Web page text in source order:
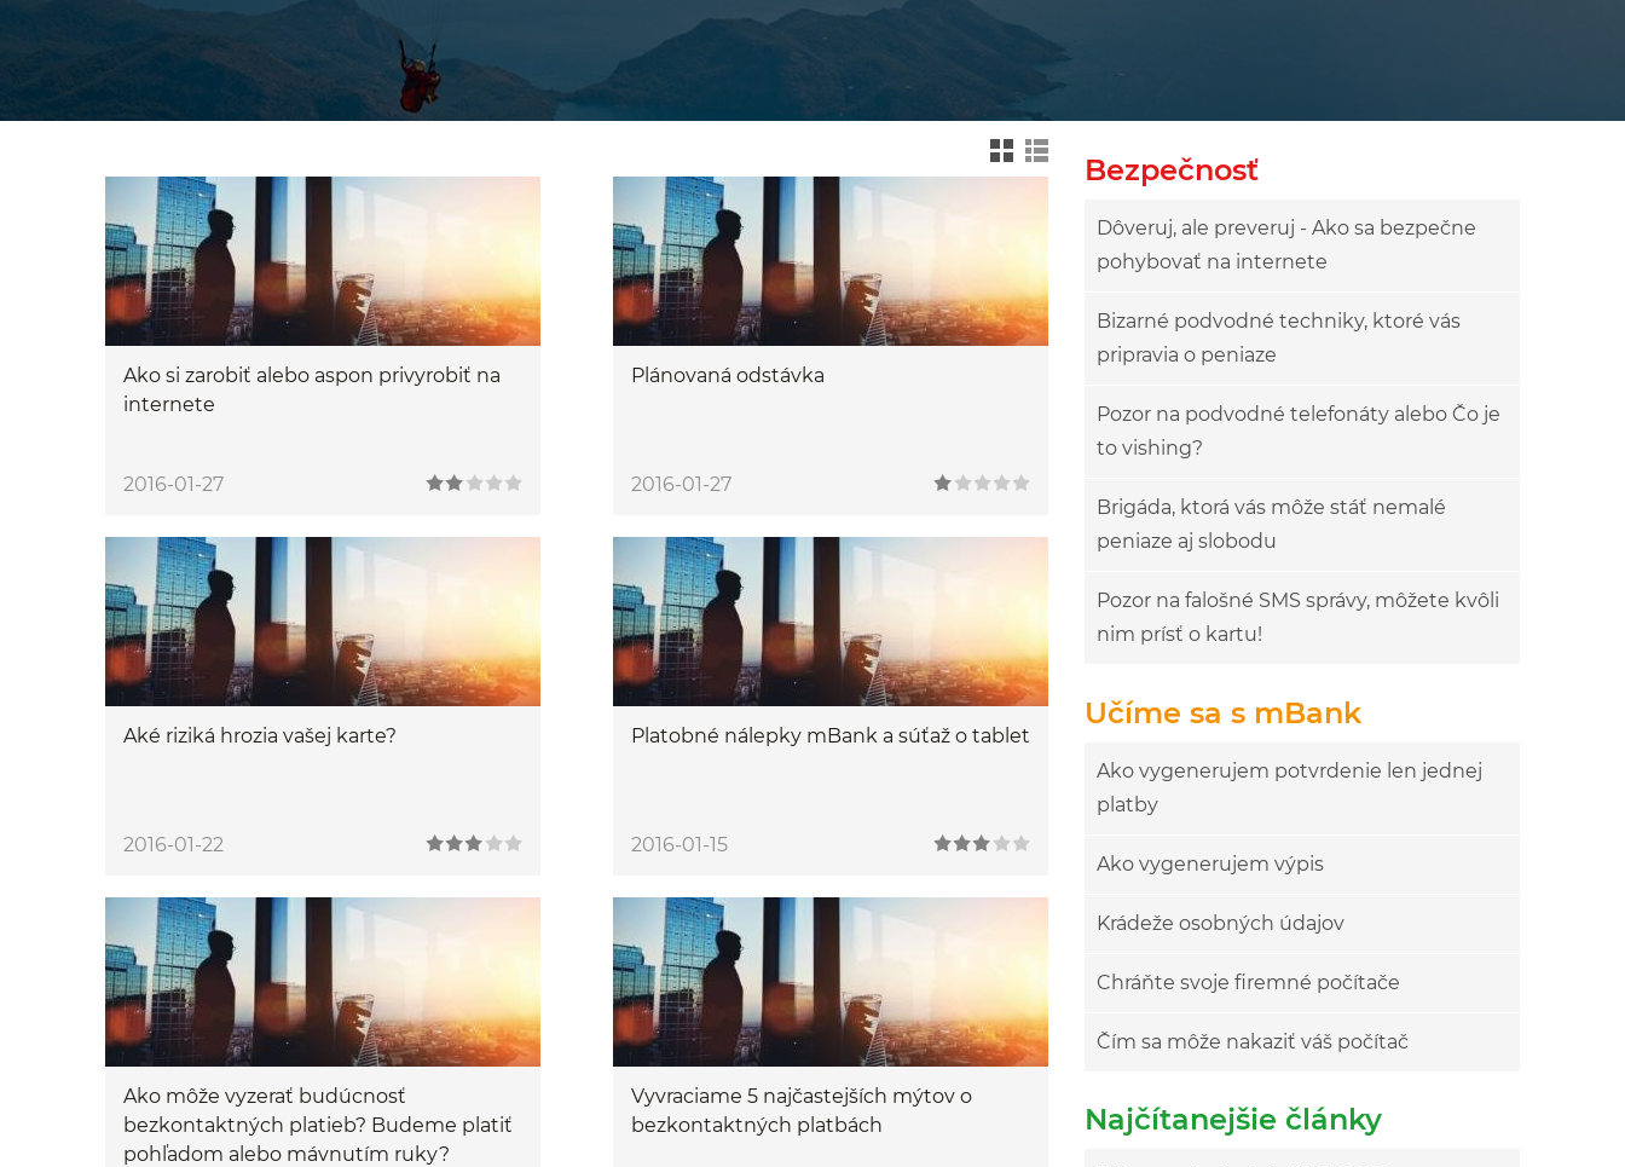
Ako si zarobiť alebo aspon privyrobiť na
internete
2016-01-27
Plánovaná odstávka
2016-01-27
Aké riziká hrozia vašej karte?
2016-01-22
Platobné nálepky mBank a súťaž o tablet
2016-01-15
Ako môže vyzerať budúcnosť
bezkontaktných platieb? Budeme platiť
pohľadom alebo mávnutím ruky?
Vyvraciame 5 najčastejších mýtov o
bezkontaktných platbách
Bezpečnosť
Dôveruj, ale preveruj - Ako sa bezpečne
pohybovať na internete
Bizarné podvodné techniky, ktoré vás
pripravia o peniaze
Pozor na podvodné telefonáty alebo Čo je
to vishing?
Brigáda, ktorá vás môže stáť nemalé
peniaze aj slobodu
Pozor na falošné SMS správy, môžete kvôli
nim prísť o kartu!
Učíme sa s mBank
Ako vygenerujem potvrdenie len jednej
platby
Ako vygenerujem výpis
Krádeže osobných údajov
Chráňte svoje firemné počítače
Čím sa môže nakaziť váš počítač
Najčítanejšie články